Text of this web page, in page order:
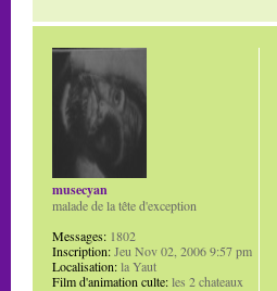
musecyan
malade de la tête d'exception
Messages: 1802
Inscription:Jeu Nov 02, 2006 9:57 pm
Localisation:la Yaut
Film d'animation culte:les 2 chateaux